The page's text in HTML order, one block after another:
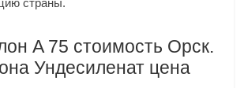
страны.
A 75 стоимость Орск.
Ундесиленат цена